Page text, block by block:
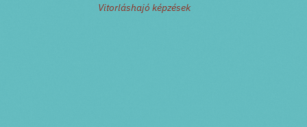
Vitorláshajó képzések